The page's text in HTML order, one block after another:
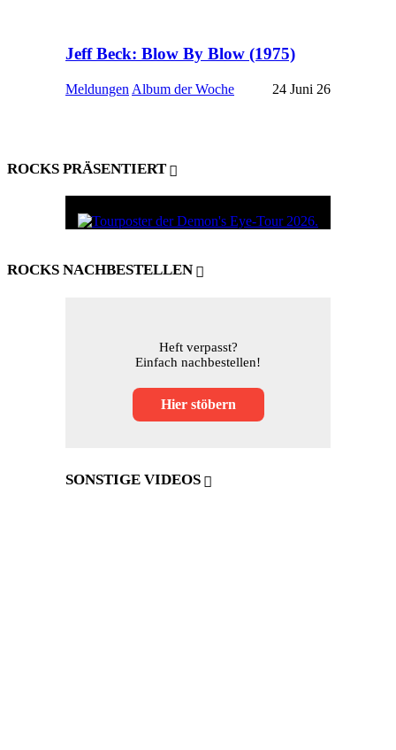
Jeff Beck: Blow By Blow (1975)
Meldungen Album der Woche 24 Juni 26
ROCKS PRÄSENTIERT
ROCKS NACHBESTELLEN
Heft verpasst?
Einfach nachbestellen!
Hier stöbern
SONSTIGE VIDEOS